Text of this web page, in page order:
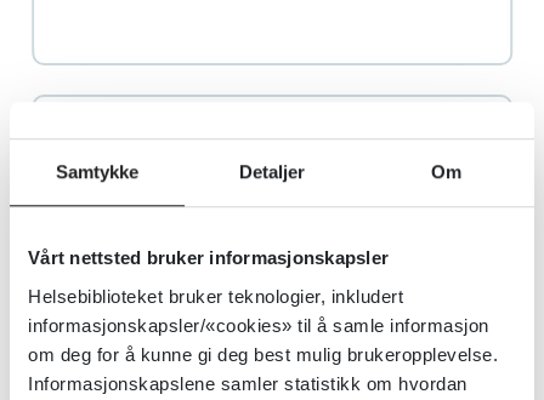
Samtykke Detaljer Om
Vårt nettsted bruker informasjonskapsler
Helsebiblioteket bruker teknologier, inkludert
informasjonskapsler/«cookies» til å samle informasjon
om deg for å kunne gi deg best mulig brukeropplevelse.
Informasjonskapslene samler statistikk om hvordan
Avansert symptomlindring ved